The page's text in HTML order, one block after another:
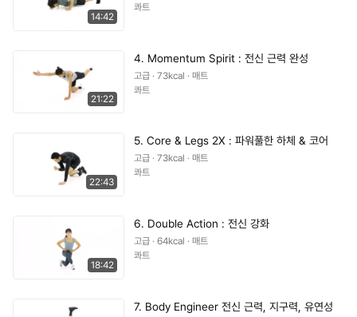
14:42
콰트
21:22
4. Momentum Spirit : 전신 근력 완성
고급 · 73kcal · 매트
콰트
22:43
5. Core & Legs 2X : 파워풀한 하체 & 코어
고급 · 73kcal · 매트
콰트
18:42
6. Double Action : 전신 강화
고급 · 64kcal · 매트
콰트
7. Body Engineer 전신 근력, 지구력, 유연성